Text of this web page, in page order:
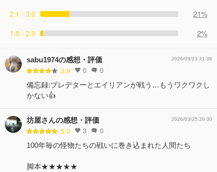
2.1 - 3.0
21%
1.0 - 2.0
2%
sabu1974の感想・評価
3.9 0 0
2026/05/23 21:38
備忘録:プレデターとエイリアンが戦う…もうワクワクし
かない👍
坊屋さんの感想・評価
5.0 3 0
2026/03/25 20:30
100年毎の怪物たちの戦いに巻き込まれた人間たち
脚本★★★★★